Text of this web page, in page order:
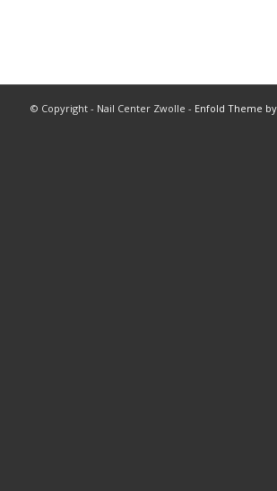
© Copyright - Nail Center Zwolle - Enfold Theme